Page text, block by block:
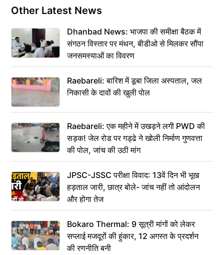
Other Latest News
Dhanbad News: भाजपा की समीक्षा बैठक में
संगठन विस्तार पर मंथन, बीडीओ से मिलकर सौंपा
जनसमस्याओं का विवरण
Raebareli: बारिश में डूबा जिला अस्पताल, जल
निकासी के दावों की खुली पोल
Raebareli: एक महीने में उखड़ने लगी PWD की
सड़क! जेल रोड पर गड्ढे ने खोली निर्माण गुणवत्ता
की पोल, जांच की उठी मांग
JPSC-JSSC परीक्षा विवाद: 13वें दिन भी भूख
हड़ताल जारी, छात्र बोले- जांच नहीं तो आंदोलन
और होगा तेज
Bokaro Thermal: 9 सूत्री मांगों को लेकर
सप्लाई मजदूरों की हुंकार, 12 अगस्त के प्रदर्शन
की रणनीति बनी